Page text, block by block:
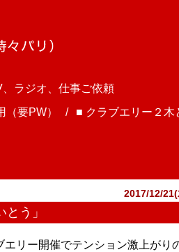
ラジオ、仕事ご依頼
要PW） ■ クラブエリー２木
2017/12/21(
う」
リー開催でテンション激上がり